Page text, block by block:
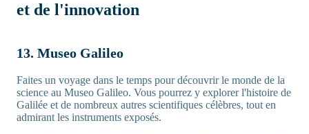
et de l'innovation
13. Museo Galileo
Faites un voyage dans le temps pour découvrir le monde de la
science au Museo Galileo. Vous pourrez y explorer l'histoire de
Galilée et de nombreux autres scientifiques célèbres, tout en
admirant les instruments exposés.